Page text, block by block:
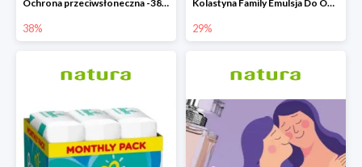
Ochrona przeciwsłoneczna -38%
38%
Kolastyna Family Emulsja Do Opalania
29%